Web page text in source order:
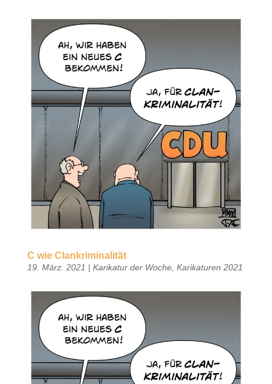
C wie Clankriminalität
19. März. 2021 | Karikatur der Woche, Karikaturen 2021